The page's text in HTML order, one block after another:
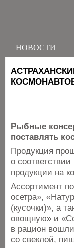
НОВОСТИ
Рыбные
поставлять
Продукция
о
продукции на
Ассортимент
осетра»,
(кусочки)», а
овощную» и
в рацион
со свеклой,